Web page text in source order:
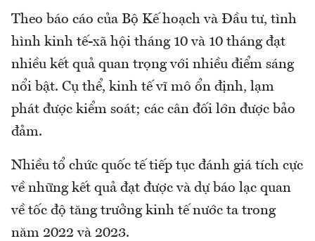
Theo báo cáo của Bộ Kế hoạch và Đầu tư, tình
hình kinh tế-xã hội tháng 10 và 10 tháng đạt
nhiều kết quả quan trọng với nhiều điểm sáng
nổi bật. Cụ thể, kinh tế vĩ mô ổn định, lạm
phát được kiểm soát; các cân đối lớn được bảo
đảm.
Nhiều tổ chức quốc tế tiếp tục đánh giá tích cực
về những kết quả đạt được và dự báo lạc quan
về tốc độ tăng trưởng kinh tế nước ta trong
năm 2022 và 2023.